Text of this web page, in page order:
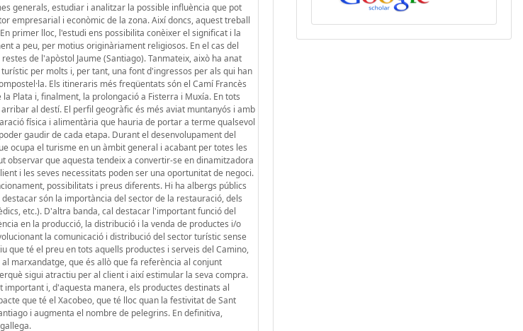
generals, estudiar i analitzar la possible influència que pot
empresarial i econòmic de la zona. Així doncs, aquest treball
primer lloc, l'estudi ens possibilita conèixer el significat i la
a peu, per motius originàriament religiosos. En el cas del
de l'apòstol Jaume (Santiago). Tanmateix, això ha anat
per molts i, per tant, una font d'ingressos per als qui han
Els itineraris més freqüentats són el Camí Francès
Plata i, finalment, la prolongació a Fisterra i Muxía. En tots
al destí. El perfil geogràfic és més aviat muntanyós i amb
física i alimentària que hauria de portar a terme qualsevol
gaudir de cada etapa. Durant el desenvolupament del
ocupa el turisme en un àmbit general i acabant per totes les
observar que aquesta tendeix a convertir-se en dinamitzadora
i les seves necessitats poden ser una oportunitat de negoci.
possibilitats i preus diferents. Hi ha albergs públics
són la importància del sector de la restauració, dels
etc.). D'altra banda, cal destacar l'important funció del
en la producció, la distribució i la venda de productes i/o
la comunicació i distribució del sector turístic sense
té el preu en tots aquells productes i serveis del Camino,
marxandatge, que és allò que fa referència al conjunt
sigui atractiu per al client i així estimular la seva compra.
i, d'aquesta manera, els productes destinats al
que té el Xacobeo, que té lloc quan la festivitat de Sant
i augmenta el nombre de pelegrins. En definitiva,